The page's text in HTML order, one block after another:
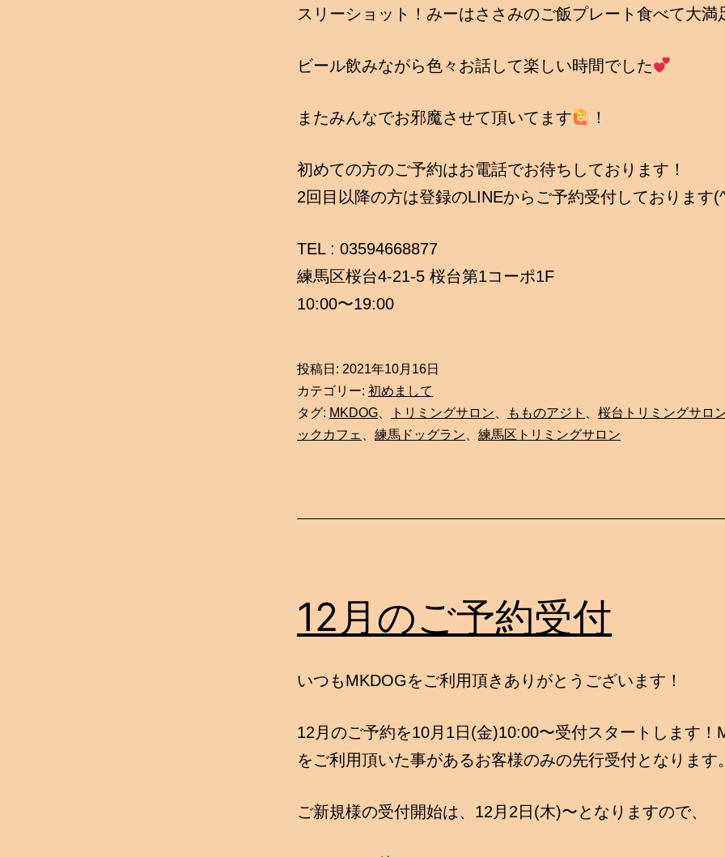
スリーショット！みーはささみのご飯プレート食べて大満
ビール飲みながら色々お話して楽しい時間でした
またみんなでお邪魔させて頂いてます ！
初めての方のご予約はお電話でお待ちしております！
2回目以降の方は登録のLINEからご予約受付しております
TEL : 03594668877
練馬区桜台4-21-5 桜台第1コーポ1F
10:00〜19:00
投稿日: 2021年10月16日
カテゴリー: 初めまして
タグ: MKDOG トリミングサロン もものアジト
桜台トリミングサロ
ックカフェ
練馬ドッグラン 練馬区トリミングサロン
12月のご予約受付
いつもMKDOGをご利用頂きありがとうございます！
12月のご予約を10月1日(金)10:00〜受付スタートします！
をご利用頂いた事があるお客様のみの先行受付となります
ご新規様の受付開始は、12月2日(木)〜となりますので、